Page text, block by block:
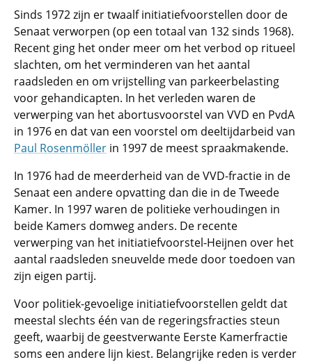
Sinds 1972 zijn er twaalf initiatiefvoorstellen door de
Senaat verworpen (op een totaal van 132 sinds 1968).
Recent ging het onder meer om het verbod op ritueel
slachten, om het verminderen van het aantal
raadsleden en om vrijstelling van parkeerbelasting
voor gehandicapten. In het verleden waren de
verwerping van het abortusvoorstel van VVD en PvdA
in 1976 en dat van een voorstel om deeltijdarbeid van
Paul Rosenmöller in 1997 de meest spraakmakende.
In 1976 had de meerderheid van de VVD-fractie in de
Senaat een andere opvatting dan die in de Tweede
Kamer. In 1997 waren de politieke verhoudingen in
beide Kamers domweg anders. De recente
verwerping van het initiatiefvoorstel-Heijnen over het
aantal raadsleden sneuvelde mede door toedoen van
zijn eigen partij.
Voor politiek-gevoelige initiatiefvoorstellen geldt dat
meestal slechts één van de regeringsfracties steun
geeft, waarbij de geestverwante Eerste Kamerfractie
soms een andere lijn kiest. Belangrijke reden is verder